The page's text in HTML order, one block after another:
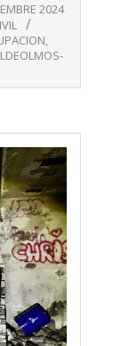
2024
,